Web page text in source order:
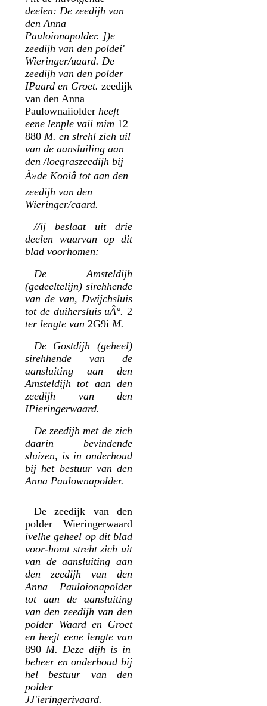
deelen: De zeedijh van
den Anna
Pauloionapolder. ])e
zeedijh van den poldei'
Wieringer/uaard. De
zeedijh van den polder
IPaard en Groet. zeedijk
van den Anna
Paulownaiiolder heeft
eene lenple vaii mim 12
880 M. en slrehl zieh uil
van de aansluiling aan
den /loegraszeedijh bij
Â»de Kooiâ tot aan den
zeedijh van den
Wieringer/caard.
//ij beslaat uit drie
deelen waarvan op dit
blad voorhomen:
De Amsteldijh
(gedeeltelijn) sirehhende
van de van, Dwijchsluis
tot de duihersluis uÂ°. 2
ter lengte van 2G9i M.
De Gostdijh (geheel)
sirehhende van de
aansluiting aan den
Amsteldijh tot aan den
zeedijh van den
IPieringerwaard.
De zeedijh met de zich
daarin bevindende
sluizen, is in onderhoud
bij het bestuur van den
Anna Paulownapolder.
De zeedijk van den
polder Wieringerwaard
ivelhe geheel op dit blad
voor-homt streht zich uit
van de aansluiting aan
den zeedijh van den
Anna Pauloionapolder
tot aan de aansluiting
van den zeedijh van den
polder Waard en Groet
en heejt eene lengte van
890 M. Deze dijh is in
beheer en onderhoud bij
hel bestuur van den
polder
JJ'ieringerivaard.